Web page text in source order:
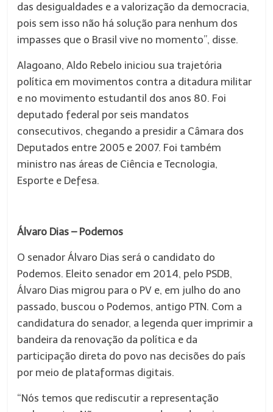
das desigualdades e a valorização da democracia,
pois sem isso não há solução para nenhum dos
impasses que o Brasil vive no momento”, disse.
Alagoano, Aldo Rebelo iniciou sua trajetória
política em movimentos contra a ditadura militar
e no movimento estudantil dos anos 80. Foi
deputado federal por seis mandatos
consecutivos, chegando a presidir a Câmara dos
Deputados entre 2005 e 2007. Foi também
ministro nas áreas de Ciência e Tecnologia,
Esporte e Defesa.
Álvaro Dias – Podemos
O senador Álvaro Dias será o candidato do
Podemos. Eleito senador em 2014, pelo PSDB,
Álvaro Dias migrou para o PV e, em julho do ano
passado, buscou o Podemos, antigo PTN. Com a
candidatura do senador, a legenda quer imprimir a
bandeira da renovação da política e da
participação direta do povo nas decisões do país
por meio de plataformas digitais.
“Nós temos que rediscutir a representação